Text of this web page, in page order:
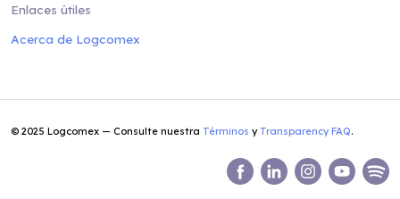
Enlaces útiles
Acerca de Logcomex
© 2025 Logcomex — Consulte nuestra Términos y Transparency FAQ.